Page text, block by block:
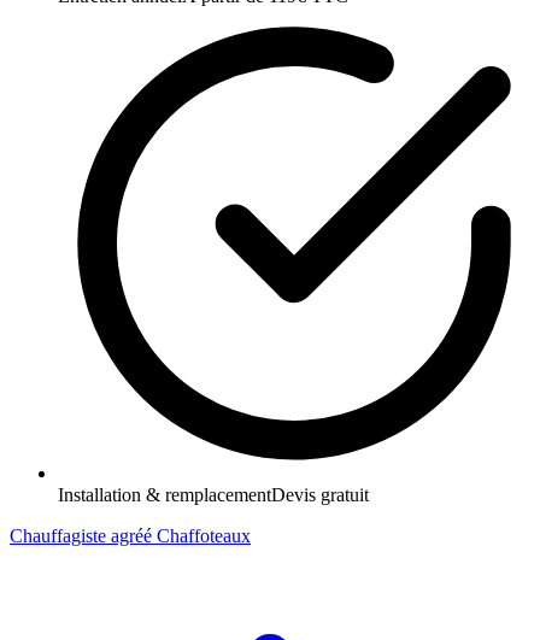
Installation & remplacementDevis gratuit
Chauffagiste agréé Chaffoteaux